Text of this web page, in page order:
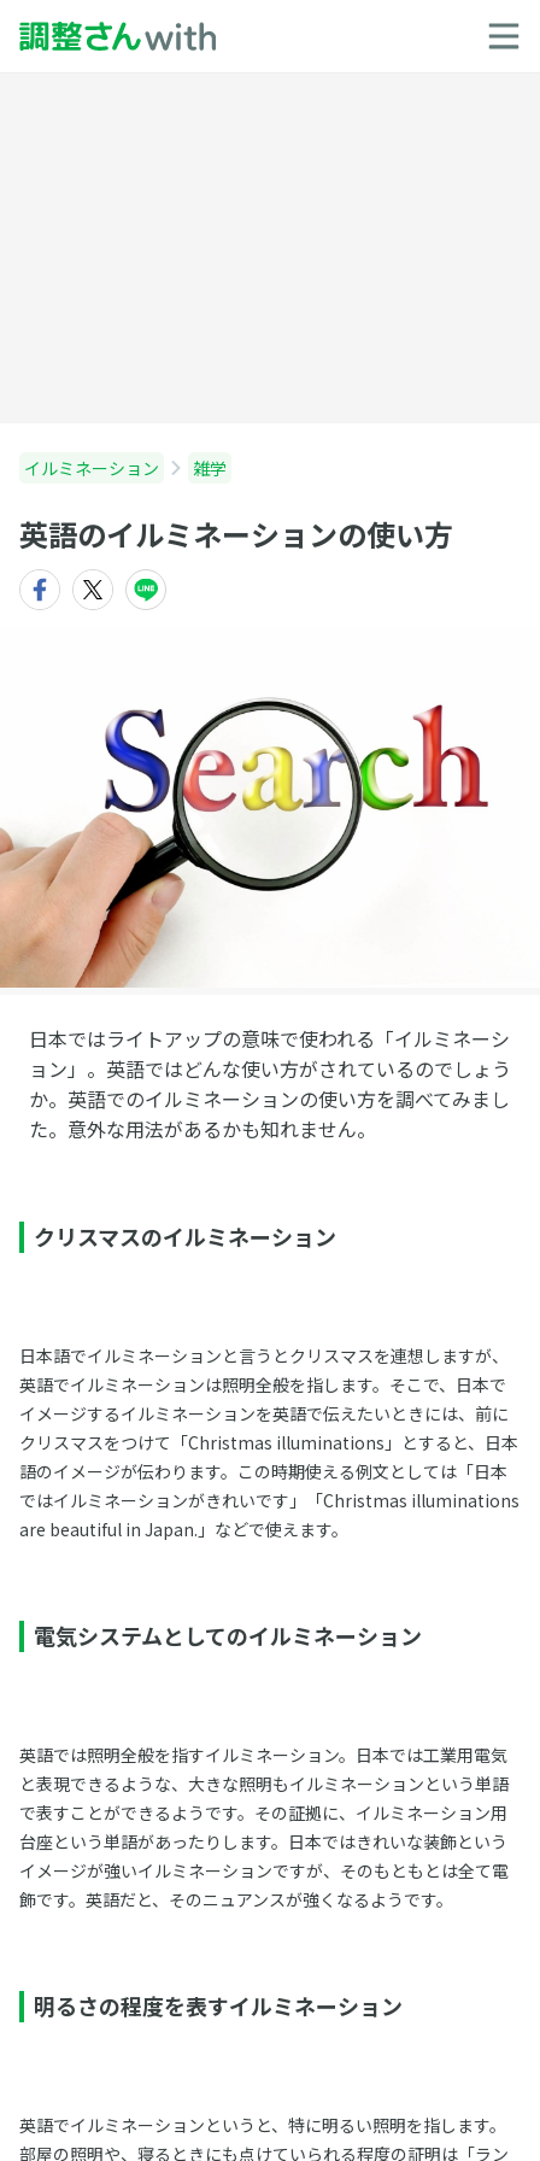
イルミネーション 雑学
英語のイルミネーションの使い方
日本ではライトアップの意味で使われる「イルミネーシ
ョン」。英語ではどんな使い方がされているのでしょう
か。英語でのイルミネーションの使い方を調べてみまし
た。意外な用法があるかも知れません。
クリスマスのイルミネーション
日本語でイルミネーションと言うとクリスマスを連想しますが、
英語でイルミネーションは照明全般を指します。そこで、日本で
イメージするイルミネーションを英語で伝えたいときには、前に
クリスマスをつけて「Christmas illuminations」とすると、日本
語のイメージが伝わります。この時期使える例文としては「日本
ではイルミネーションがきれいです」「Christmas illuminations
are beautiful in Japan.」などで使えます。
電気システムとしてのイルミネーション
英語では照明全般を指すイルミネーション。日本では工業用電気
と表現できるような、大きな照明もイルミネーションという単語
で表すことができるようです。その証拠に、イルミネーション用
台座という単語があったりします。日本ではきれいな装飾という
イメージが強いイルミネーションですが、そのもともとは全て電
飾です。英語だと、そのニュアンスが強くなるようです。
明るさの程度を表すイルミネーション
英語でイルミネーションというと、特に明るい照明を指します。
部屋の照明や、寝るときにも点けていられる程度の証明は「ラン